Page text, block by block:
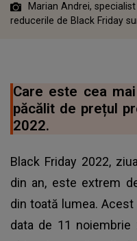
Marian Andrei,
reducerile de Black Friday
Care este cea
păcălit de prețul
2022.
Black Friday 2022,
din an, este extrem
din toată lumea.
data de 11